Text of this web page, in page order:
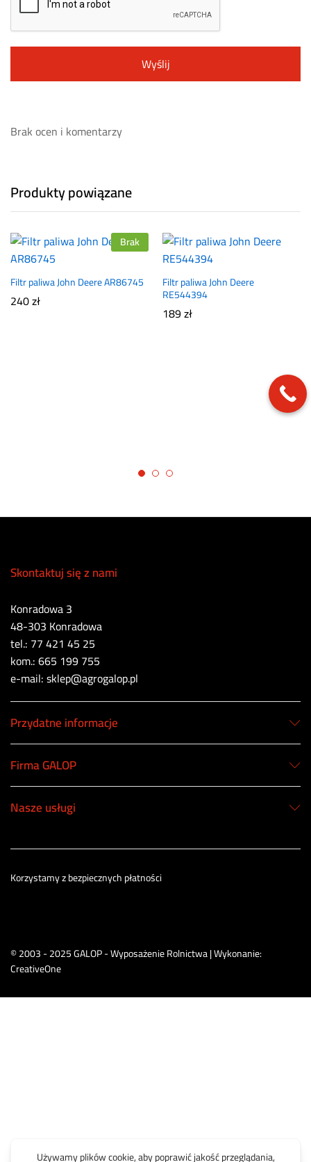
Brak ocen i komentarzy
Produkty powiązane
Brak
Filtr paliwa John Deere AR86745
240zł
Filtr paliwa John Deere
RE544394
189zł
Skontaktuj się z nami
Konradowa 3
48-303 Konradowa
tel.: 77 421 45 25
kom.: 665 199 755
e-mail: sklep@agrogalop.pl
Przydatne informacje
Firma GALOP
Nasze usługi
© 2003 - 2025 GALOP - Wyposażenie Rolnictwa | Wykonanie:
CreativeOne
Korzystamy z bezpiecznych płatności